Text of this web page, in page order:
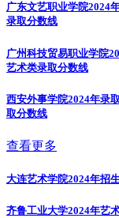
广东文艺职业学院2024
录取分数线
广州科技贸易职业学院
艺术类录取分数线
西安外事学院2024年录
取分数线
查看更多
大连艺术学院2024年招
齐鲁工业大学2024年艺